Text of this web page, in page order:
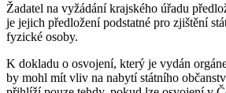
Žadatel na vyžádání krajského úřadu
je jejich předložení podstatné pro zjištění
fyzické osoby.
K dokladu o osvojení, který je vydán
by mohl mít vliv na nabytí státního